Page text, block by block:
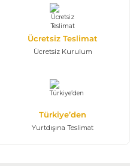
Ücretsiz Teslimat
Ücretsiz Kurulum
Türkiye’den
Yurtdışına Teslimat